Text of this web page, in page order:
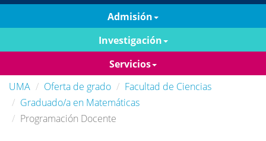
Admisión
Investigación
Servicios
UMA
Oferta de grado
Facultad de Ciencias
Graduado/a en Matemáticas
Programación Docente